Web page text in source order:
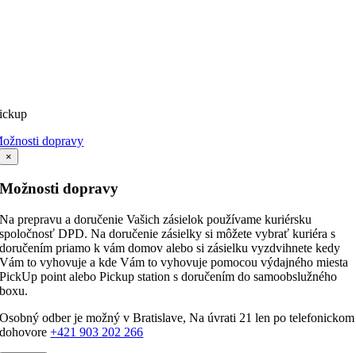
dopravy
×
Možnosti dopravy
Na prepravu a doručenie Vašich zásielok používame kuriérsku
spoločnosť DPD. Na doručenie zásielky si môžete vybrať kuriéra s
doručením priamo k vám domov alebo si zásielku vyzdvihnete kedy
Vám to vyhovuje a kde Vám to vyhovuje pomocou výdajného miesta
PickUp point alebo Pickup station s doručením do samoobslužného
boxu.
Osobný odber je možný v Bratislave, Na úvrati 21 len po telefonickom
dohovore+421 903 202 266